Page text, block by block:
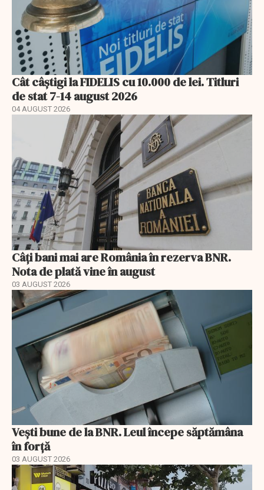
Cât câștigi la FIDELIS cu 10.000 de lei. Titluri
de stat 7-14 august 2026
04 AUGUST 2026
Câți bani mai are România în rezerva BNR.
Nota de plată vine în august
03 AUGUST 2026
Vești bune de la BNR. Leul începe săptămâna
în forță
03 AUGUST 2026